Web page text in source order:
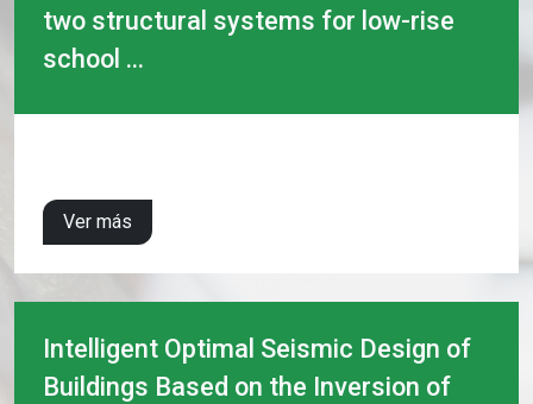
two structural systems for low-rise
school ...
Ver más
Intelligent Optimal Seismic Design of
Buildings Based on the Inversion of